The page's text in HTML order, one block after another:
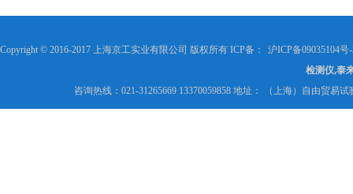
Copyright © 2016-2017 上海京工实业有限公司 版权所有 ICP备：
沪ICP备09035104号
检测仪,泰
咨询热线：021-31265669 13370059858 地址： （上海）自由贸易